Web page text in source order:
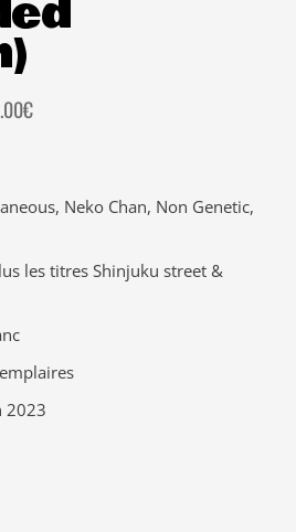
€
Neko Chan, Non Genetic,
les titres Shinjuku street &
2023